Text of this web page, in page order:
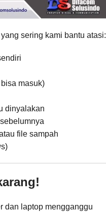
sering kami bantu atasi:
masuk)
dinyalakan
file sampah
dan laptop mengganggu